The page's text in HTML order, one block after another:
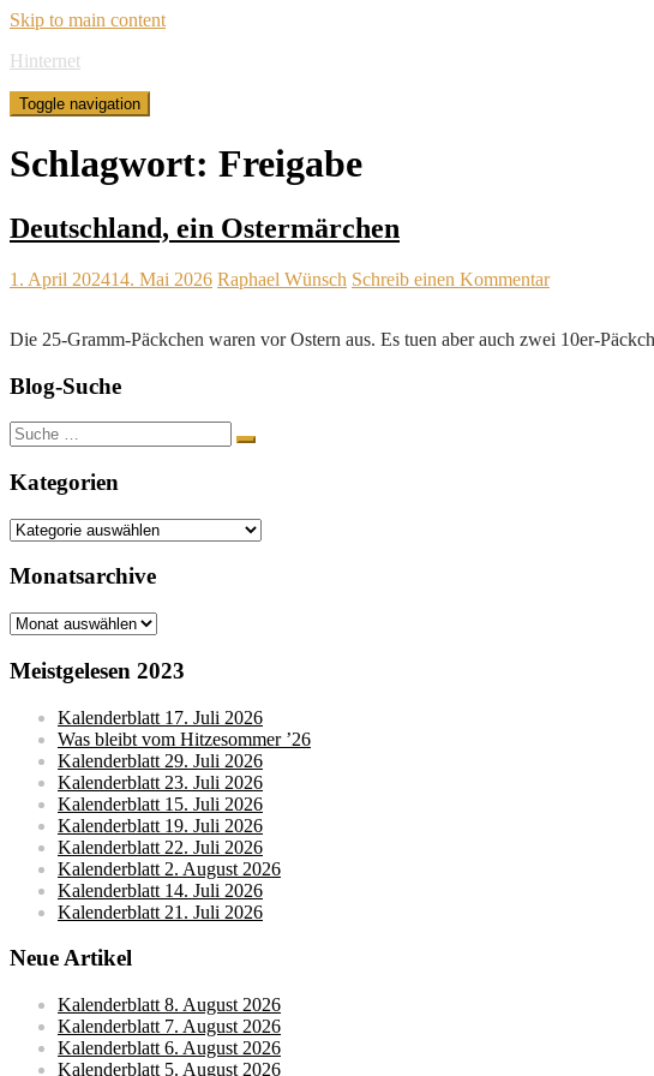
Skip to main content
Hinternet
Toggle navigation
Schlagwort: Freigabe
Deutschland, ein Ostermärchen
1. April 202414. Mai 2026 Raphael Wünsch Schreib einen Kommentar
Die 25-Gramm-Päckchen waren vor Ostern aus. Es tuen aber auch zwei 10er-
Blog-Suche
Suche
nach:
Kategorien
Kategorien
Monatsarchive
Monatsarchive
Meistgelesen 2023
Kalenderblatt 17. Juli 2026
Was bleibt vom Hitzesommer ’26
Kalenderblatt 29. Juli 2026
Kalenderblatt 23. Juli 2026
Kalenderblatt 15. Juli 2026
Kalenderblatt 19. Juli 2026
Kalenderblatt 22. Juli 2026
Kalenderblatt 2. August 2026
Kalenderblatt 14. Juli 2026
Kalenderblatt 21. Juli 2026
Neue Artikel
Kalenderblatt 8. August 2026
Kalenderblatt 7. August 2026
Kalenderblatt 6. August 2026
Kalenderblatt 5. August 2026